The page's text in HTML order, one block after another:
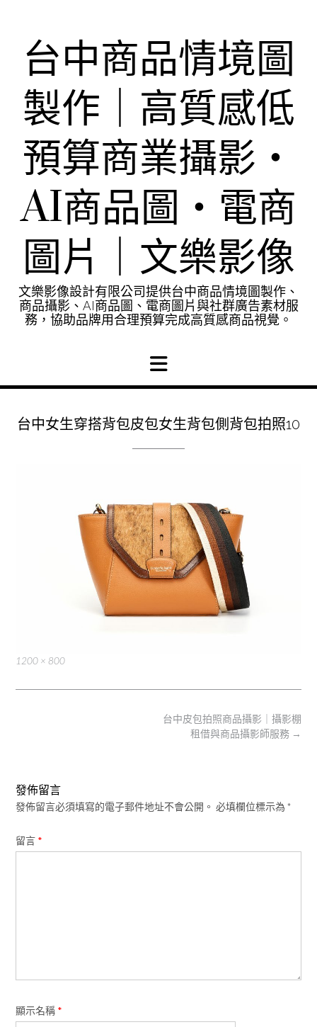
台中商品情境圖
製作｜高質感低
預算商業攝影・
AI商品圖・電商
圖片｜文樂影像
文樂影像設計有限公司提供台中商品情境圖製作、
商品攝影、AI商品圖、電商圖片與社群廣告素材服
務，協助品牌用合理預算完成高質感商品視覺。
台中女生穿搭背包皮包女生背包側背包拍照10
Full
1200 × 800
台中皮包拍照商品攝影｜攝影棚
租借與商品攝影師服務 →
發佈留言
發佈留言必須填寫的電子郵件地址不會公開。 必填欄位標示為 *
留言 *
顯示名稱 *